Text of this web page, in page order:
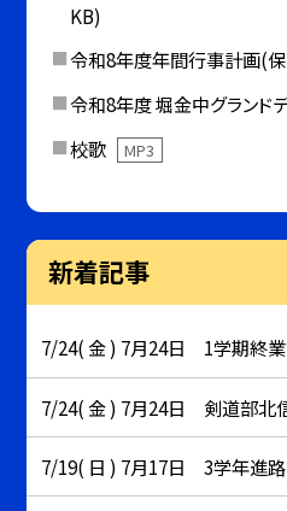
KB)
令和8年度年間行事計画(
令和8年度 堀金中グランド
校歌 MP3
新着記事
7/24( 金 ) 7月24日 1学期終
7/24( 金 ) 7月24日 剣道部北
7/19( 日 ) 7月17日 3学年進